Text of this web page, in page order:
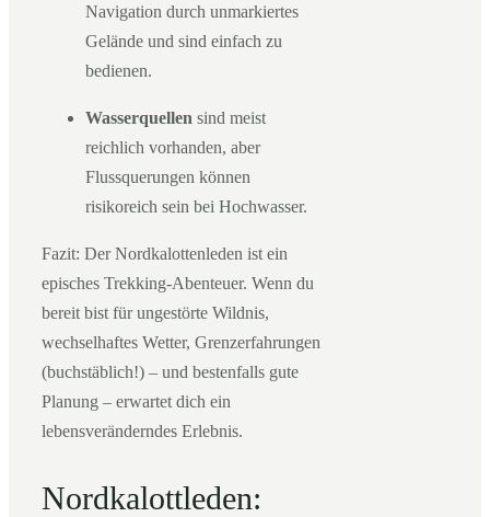
Navigation durch unmarkiertes
Gelände und sind einfach zu
bedienen.
Wasserquellen sind meist
reichlich vorhanden, aber
Flussquerungen können
risikoreich sein bei Hochwasser.
Fazit: Der Nordkalottenleden ist ein
episches Trekking-Abenteuer. Wenn du
bereit bist für ungestörte Wildnis,
wechselhaftes Wetter, Grenzerfahrungen
(buchstäblich!) – und bestenfalls gute
Planung – erwartet dich ein
lebensveränderndes Erlebnis.
Nordkalottleden: